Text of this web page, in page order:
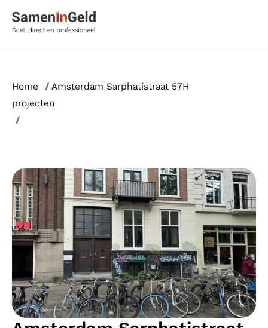
naar
Home
/
projecten
/
Amsterdam Sarphatistraat 57H